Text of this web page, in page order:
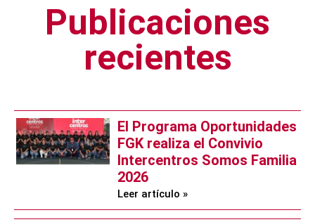
Publicaciones
recientes
El Programa Oportunidades
FGK realiza el Convivio
Intercentros Somos Familia
2026
Leer artículo »